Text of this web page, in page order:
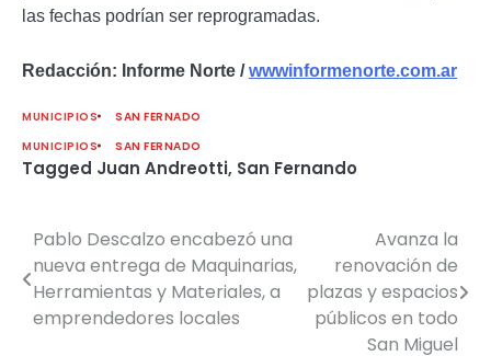
las fechas podrían ser reprogramadas.
Redacción: Informe Norte /wwwinformenorte.com.ar
MUNICIPIOS
SAN FERNADO
MUNICIPIOS
SAN FERNADO
Tagged Juan Andreotti, San Fernando
Navegación
de
entradas
Pablo Descalzo encabezó una
nueva entrega de Maquinarias,
Herramientas y Materiales, a
emprendedores locales
Avanza la
renovación de
plazas y espacios
públicos en todo
San Miguel